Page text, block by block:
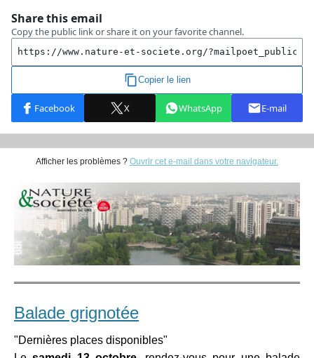
Afficher les problèmes ? Ouvrir cet e-mail dans votre navigateur.
Balade grignotée
"Dernières places disponibles"